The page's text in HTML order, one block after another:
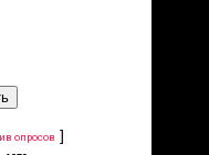
опросов ]